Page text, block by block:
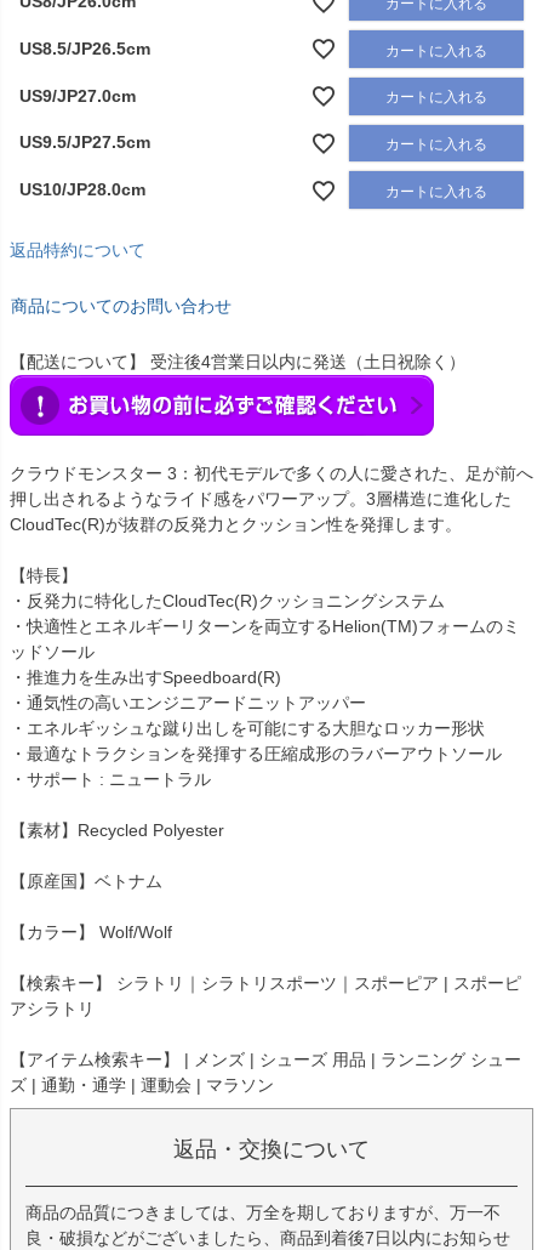
US8.5/JP26.5cm カートに入れる
US9/JP27.0cm カートに入れる
US9.5/JP27.5cm カートに入れる
US10/JP28.0cm カートに入れる
返品特約について
商品についてのお問い合わせ
【配送について】 受注後4営業日以内に発送（土日祝除く）
クラウドモンスター 3：初代モデルで多くの人に愛された、足が前へ
押し出されるようなライド感をパワーアップ。3層構造に進化した
CloudTec(R)が抜群の反発力とクッション性を発揮します。
【特長】
・反発力に特化したCloudTec(R)クッショニングシステム
・快適性とエネルギーリターンを両立するHelion(TM)フォームのミ
ッドソール
・推進力を生み出すSpeedboard(R)
・通気性の高いエンジニアードニットアッパー
・エネルギッシュな蹴り出しを可能にする大胆なロッカー形状
・最適なトラクションを発揮する圧縮成形のラバーアウトソール
・サポート : ニュートラル
【素材】Recycled Polyester
【原産国】ベトナム
【カラー】 Wolf/Wolf
【検索キー】 シラトリ｜シラトリスポーツ｜スポーピア | スポーピ
アシラトリ
【アイテム検索キー】 | メンズ | シューズ 用品 | ランニング シュー
ズ | 通勤・通学 | 運動会 | マラソン
返品・交換について
商品の品質につきましては、万全を期しておりますが、万一不
良・破損などがございましたら、商品到着後7日以内にお知らせ